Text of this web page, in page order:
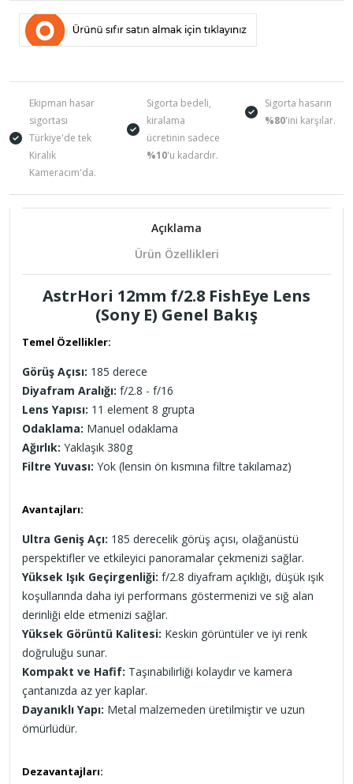
Ekipman hasar
sigortası
Türkiye'de tek
Kiralık
Kameracım'da.
Sigorta bedeli,
kiralama
ücretinin sadece
%10'u kadardır.
Sigorta hasarın
%80'ini karşılar.
Açıklama
Ürün Özellikleri
AstrHori 12mm f/2.8 FishEye Lens
(Sony E) Genel Bakış
Temel Özellikler:
Görüş Açısı: 185 derece
Diyafram Aralığı: f/2.8 - f/16
Lens Yapısı: 11 element 8 grupta
Odaklama: Manuel odaklama
Ağırlık: Yaklaşık 380g
Filtre Yuvası: Yok (lensin ön kısmına filtre takılamaz)
Avantajları:
Ultra Geniş Açı: 185 derecelik görüş açısı, olağanüstü
perspektifler ve etkileyici panoramalar çekmenizi sağlar.
Yüksek Işık Geçirgenliği: f/2.8 diyafram açıklığı, düşük ışık
koşullarında daha iyi performans göstermenizi ve sığ alan
derinliği elde etmenizi sağlar.
Yüksek Görüntü Kalitesi: Keskin görüntüler ve iyi renk
doğruluğu sunar.
Kompakt ve Hafif: Taşınabilirliği kolaydır ve kamera
çantanızda az yer kaplar.
Dayanıklı Yapı: Metal malzemeden üretilmiştir ve uzun
ömürlüdür.
Dezavantajları: